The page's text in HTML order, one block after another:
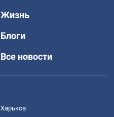
Жизнь
Блоги
Все новости
Харьков